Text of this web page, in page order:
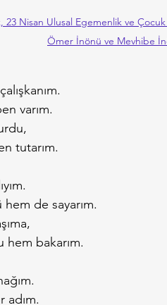
Nisan Ulusal Egemenlik ve Çocuk
Ömer İnönü ve Mevhibe
varım.
tutarım.
de sayarım.
bakarım.
adım.